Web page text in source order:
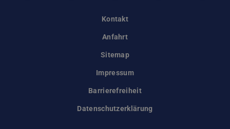
Kontakt
Anfahrt
Sitemap
Impressum
Barrierefreiheit
Datenschutzerklärung